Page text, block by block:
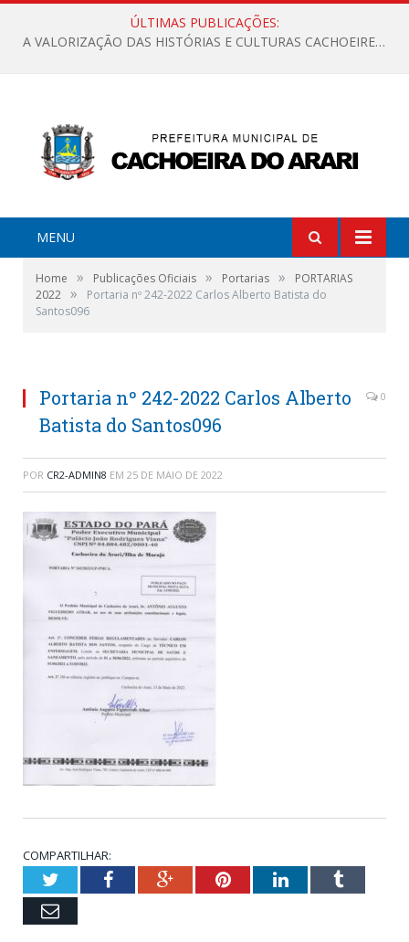
ÚLTIMAS PUBLICAÇÕES:
A VALORIZAÇÃO DAS HISTÓRIAS E CULTURAS CACHOEIRENSES
MENU
Home » Publicações Oficiais » Portarias »
PORTARIAS
2022 »
Portaria nº 242-2022 Carlos Alberto Batista do
Santos096
Portaria nº 242-2022 Carlos Alberto
Batista do Santos096
0
POR CR2-ADMIN8 EM 25 DE MAIO DE 2022
COMPARTILHAR:
TwitterFacebookGoogle+PinterestLinkedInTumblr
Email